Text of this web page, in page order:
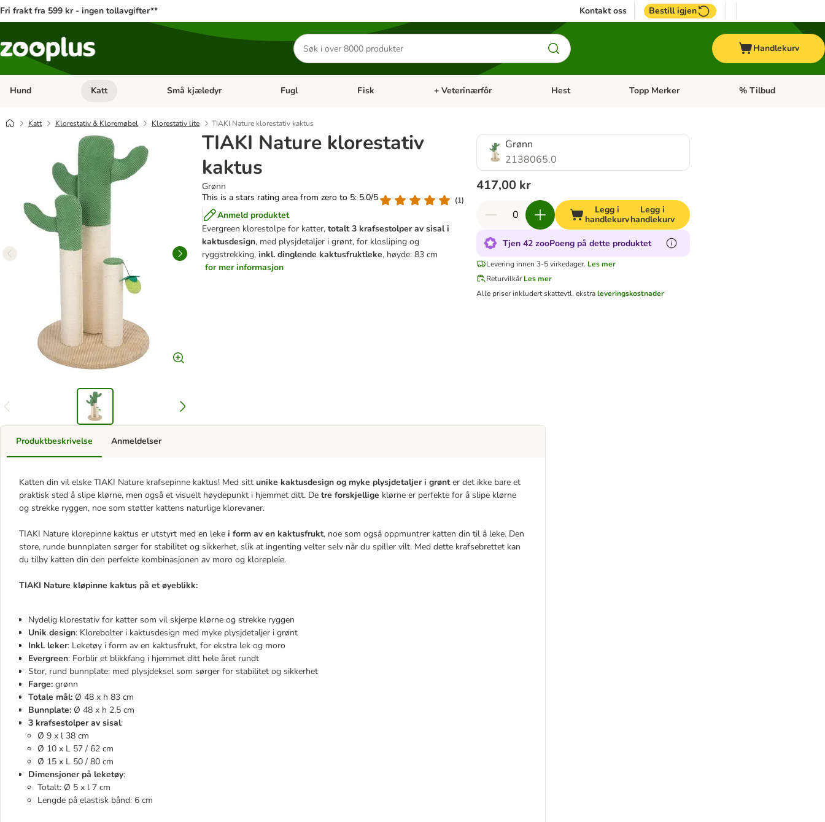
Fri frakt fra 599 kr - ingen tollavgifter** Kontakt oss Bestill igjen
Søk
etter
produkter
Handlekurv
Hund Åpne kategorimeny: Hund
Katt Åpne kategorimeny: Katt
Små kjæledyr Åpne kategorimeny: Små kjæledyr
Fugl Åpne kategorimeny: Fugl
Fisk Åpne kategorimeny: Fisk
+ Veterinærfôr Åpne kategorimeny: + Veterinærfôr
Hest Åpne kategorimeny: Hest
Topp Merker Åpne kategorimeny:
% Tilbud
Katt Klorestativ & Kloremøbel Klorestativ lite TIAKI Nature klorestativ kaktus
TIAKI Nature klorestativ
kaktus
Grønn
This is a stars rating area from zero to 5: 5.0/5
(1)
Anmeld produktet
Evergreen klorestolpe for katter,totalt 3 krafsestolper av sisal i
kaktusdesign, med plysjdetaljer i grønt, for klosliping og
ryggstrekking,inkl. dinglende kaktusfruktleke, høyde: 83 cm
for mer informasjon
Grønn
2138065.0
417,00 kr
Legg i
handlekurv
Legg i
handlekurv
Tjen 42 zooPoeng på dette produktet
Levering innen 3-5 virkedager. Les mer
Returvilkår Les mer
Alle priser inkludert skattevtl. ekstraleveringskostnader
Produktbeskrivelse
Katten din vil elske TIAKI Nature krafsepinne kaktus! Med sitt unike kaktusdesign og myke plysjdetaljer i grønter det ikke bare et
praktisk sted å slipe klørne, men også et visuelt høydepunkt i hjemmet ditt. De tre forskjellige klørne er perfekte for å slipe klørne
og strekke ryggen, noe som støtter kattens naturlige klorevaner.
TIAKI Nature klorepinne kaktus er utstyrt med en leke i form av en kaktusfrukt, noe som også oppmuntrer katten din til å leke. Den
store, runde bunnplaten sørger for stabilitet og sikkerhet, slik at ingenting velter selv når du spiller vilt. Med dette krafsebrettet kan
du tilby katten din den perfekte kombinasjonen av moro og klorepleie.
TIAKI Nature kløpinne kaktus på et øyeblikk:
Nydelig klorestativ for katter som vil skjerpe klørne og strekke ryggen
Unik design: Klorebolter i kaktusdesign med myke plysjdetaljer i grønt
Inkl. leker: Leketøy i form av en kaktusfrukt, for ekstra lek og moro
Evergreen: Forblir et blikkfang i hjemmet ditt hele året rundt
Stor, rund bunnplate: med plysjdeksel som sørger for stabilitet og sikkerhet
Farge: grønn
Totale mål: Ø 48 x h 83 cm
Bunnplate: Ø 48 x h 2,5 cm
3 krafsestolper av sisal:
Ø 9 x l 38 cm
Ø 10 x L 57 / 62 cm
Ø 15 x L 50 / 80 cm
Dimensjoner på leketøy:
Totalt: Ø 5 x l 7 cm
Lengde på elastisk bånd: 6 cm
Anmeldelser